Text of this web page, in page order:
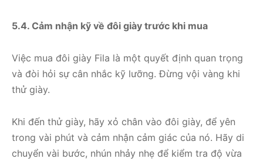
5.4. Cảm nhận kỹ về đôi giày trước khi mua
Việc mua đôi giày Fila là một quyết định quan trọng
và đòi hỏi sự cân nhắc kỹ lưỡng. Đừng vội vàng khi
thử giày.
Khi đến thử giày, hãy xỏ chân vào đôi giày, để yên
trong vài phút và cảm nhận cảm giác của nó. Hãy di
chuyển vài bước, nhún nhảy nhẹ để kiểm tra độ vừa